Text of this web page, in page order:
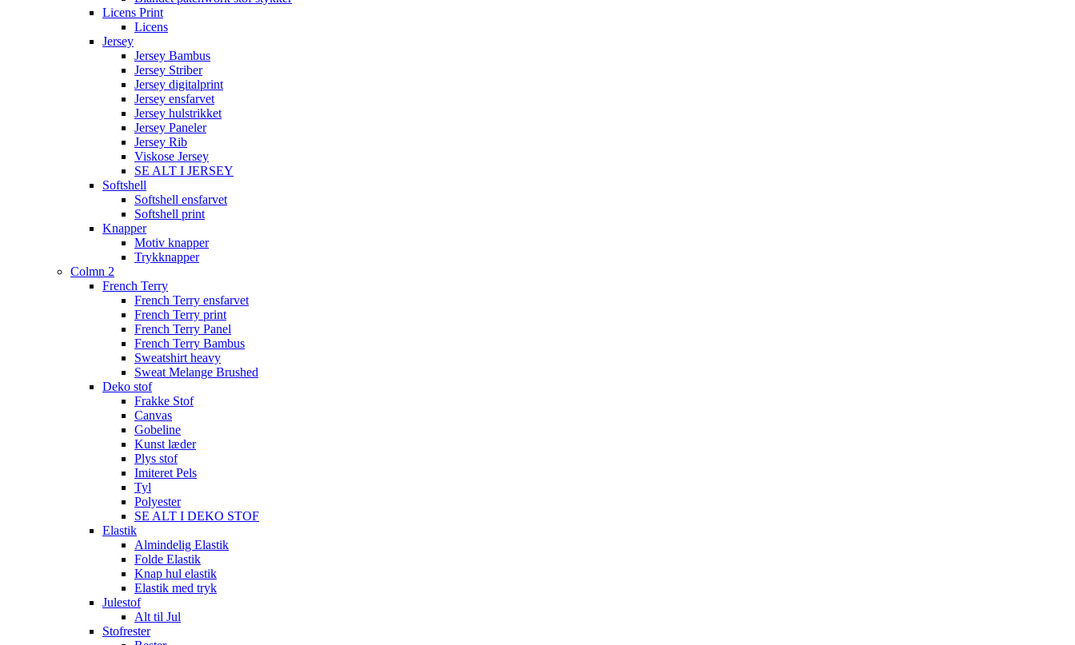
Licens Print
Licens
Jersey
Jersey Bambus
Jersey Striber
Jersey digitalprint
Jersey ensfarvet
Jersey hulstrikket
Jersey Paneler
Jersey Rib
Viskose Jersey
SE ALT I JERSEY
Softshell
Softshell ensfarvet
Softshell print
Knapper
Motiv knapper
Trykknapper
Colmn 2
French Terry
French Terry ensfarvet
French Terry print
French Terry Panel
French Terry Bambus
Sweatshirt heavy
Sweat Melange Brushed
Deko stof
Frakke Stof
Canvas
Gobeline
Kunst læder
Plys stof
Imiteret Pels
Tyl
Polyester
SE ALT I DEKO STOF
Elastik
Almindelig Elastik
Folde Elastik
Knap hul elastik
Elastik med tryk
Julestof
Alt til Jul
Stofrester